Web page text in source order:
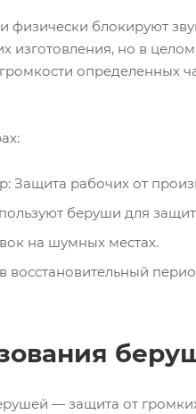
блокируют
изготовления, но в
определенных
Защита рабочих от
беруши для
на шумных местах.
— защита от